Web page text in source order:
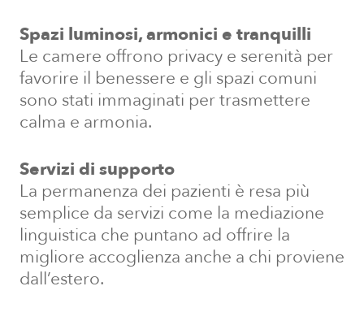
Spazi luminosi, armonici e tranquilli
Le camere offrono privacy e serenità per
favorire il benessere e gli spazi comuni
sono stati immaginati per trasmettere
calma e armonia.
Servizi di supporto
La permanenza dei pazienti è resa più
semplice da servizi come la mediazione
linguistica che puntano ad offrire la
migliore accoglienza anche a chi proviene
dall’estero.